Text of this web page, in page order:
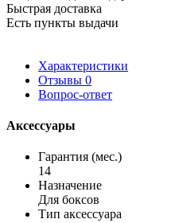
Быстрая доставка
Есть пункты выдачи
Характеристики
Отзывы 0
Вопрос-ответ
Аксессуары
Гарантия (мес.)
14
Назначение
Для боксов
Тип аксессуара